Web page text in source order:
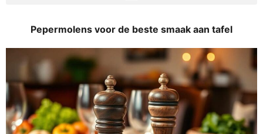
Pepermolens voor de beste smaak aan tafel